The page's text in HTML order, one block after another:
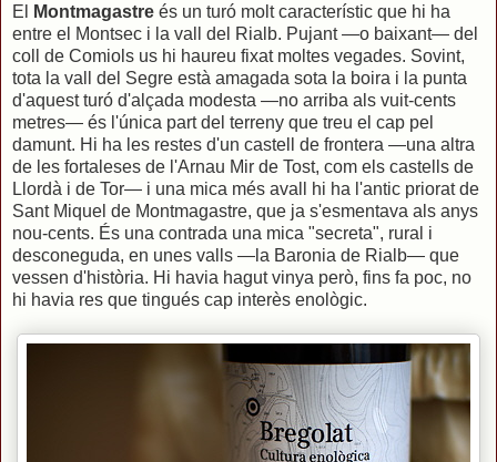
El Montmagastre és un turó molt característic que hi ha
entre el Montsec i la vall del Rialb. Pujant —o baixant— del
coll de Comiols us hi haureu fixat moltes vegades. Sovint,
tota la vall del Segre està amagada sota la boira i la punta
d'aquest turó d'alçada modesta —no arriba als vuit-cents
metres— és l'única part del terreny que treu el cap pel
damunt. Hi ha les restes d'un castell de frontera —una altra
de les fortaleses de l'Arnau Mir de Tost, com els castells de
Llordà i de Tor— i una mica més avall hi ha l'antic priorat de
Sant Miquel de Montmagastre, que ja s'esmentava als anys
nou-cents. És una contrada una mica "secreta", rural i
desconeguda, en unes valls —la Baronia de Rialb— que
vessen d'història. Hi havia hagut vinya però, fins fa poc, no
hi havia res que tingués cap interès enològic.